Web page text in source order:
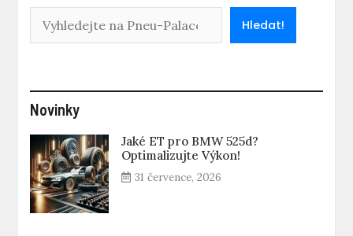
Hledat!
Novinky
Jaké ET pro BMW 525d?
Optimalizujte Výkon!
31 července, 2026